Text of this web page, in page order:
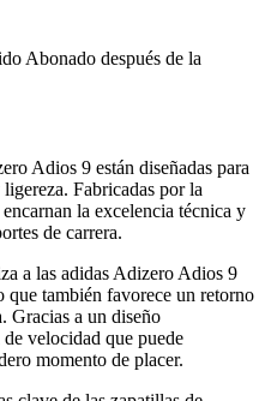
Abonado después de la
Adios 9 están diseñadas para
Fabricadas por la
la excelencia técnica y
de carrera.
a las adidas Adizero Adios 9
también favorece un retorno
Gracias a un diseño
velocidad que puede
momento de placer.